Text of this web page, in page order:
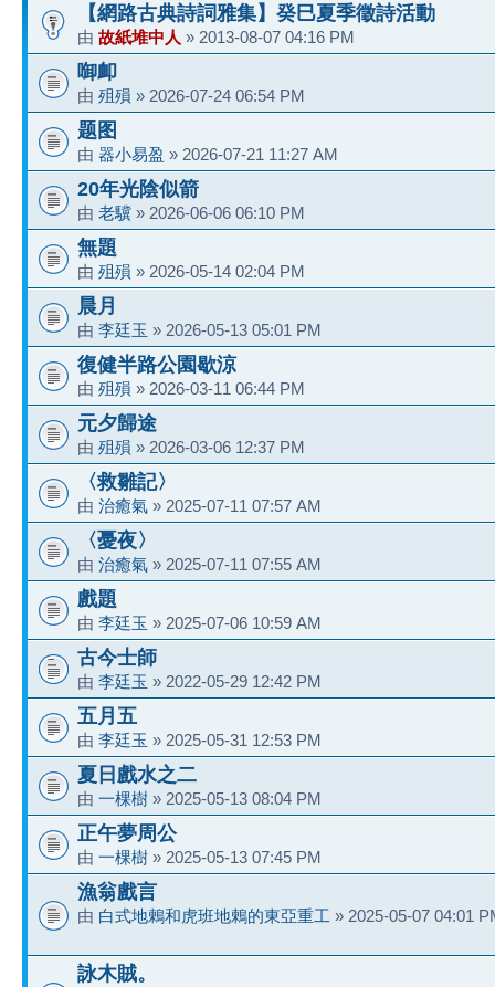
【網路古典詩詞雅集】癸巳夏季徵詩活動
由 故紙堆中人 » 2013-08-07 04:16 PM
啣卹
由 殂殞 » 2026-07-24 06:54 PM
题图
由 器小易盈 » 2026-07-21 11:27 AM
20年光陰似箭
由 老驥 » 2026-06-06 06:10 PM
無題
由 殂殞 » 2026-05-14 02:04 PM
晨月
由 李廷玉 » 2026-05-13 05:01 PM
復健半路公園歇涼
由 殂殞 » 2026-03-11 06:44 PM
元夕歸途
由 殂殞 » 2026-03-06 12:37 PM
〈救雛記〉
由 治癒氣 » 2025-07-11 07:57 AM
〈憂夜〉
由 治癒氣 » 2025-07-11 07:55 AM
戲題
由 李廷玉 » 2025-07-06 10:59 AM
古今士師
由 李廷玉 » 2022-05-29 12:42 PM
五月五
由 李廷玉 » 2025-05-31 12:53 PM
夏日戲水之二
由 一棵樹 » 2025-05-13 08:04 PM
正午夢周公
由 一棵樹 » 2025-05-13 07:45 PM
漁翁戲言
由 白式地鶇和虎班地鶇的東亞重工 » 2025-05-07 04:01
詠木賊。